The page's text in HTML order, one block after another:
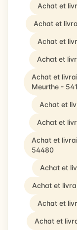
Achat et
Achat et
Achat et
Achat et
Achat et
Meurthe -
Achat et
Achat et
Achat et
54480
Achat et
Achat et
Achat et
Achat et